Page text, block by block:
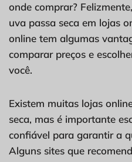
onde comprar?
uva passa seca em lojas
online tem algumas
comparar preços e
você.
Existem muitas lojas
seca, mas é importante
confiável para garantir a
Alguns sites que